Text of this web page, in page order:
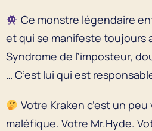
Ce monstre légendaire
et qui se manifeste toujours
Syndrome de l’imposteur,
… C’est lui qui est
Votre Kraken c’est un
maléfique. Votre Mr.Hyde.